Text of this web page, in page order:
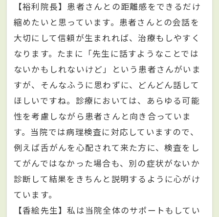
【裕利院長】患者さんとの距離感をできるだけ
縮めたいと思っています。患者さんとの会話を
大切にして信頼が生まれれば、治療もしやすく
なります。たまに「先生に話すようなことでは
ないかもしれないけど」という患者さんがいま
すが、そんなふうに思わずに、どんどん話して
ほしいですね。診療においては、あらゆる可能
性を考慮しながら患者さんと向き合っていま
す。当院では病理検査に対応していますので、
例えば舌がんを心配されて来た方に、検査をし
てがんではなかった場合も、別の症状がないか
診断して結果をきちんと説明するように心がけ
ています。
【香絵先生】私は当院全体のサポートもしてい